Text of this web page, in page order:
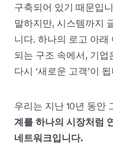
구축되어 있기 때문입
말하지만, 시스템까지
니다. 하나의 로고 아래
되는 구조 속에서, 기
다시 ‘새로운 고객’이
우리는 지난 10년 동안
계를 하나의 시장처럼
네트워크입니다.